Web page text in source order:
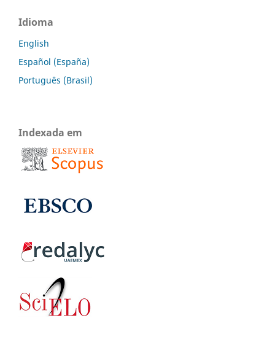
Idioma
English
Español (España)
Português (Brasil)
Indexada em